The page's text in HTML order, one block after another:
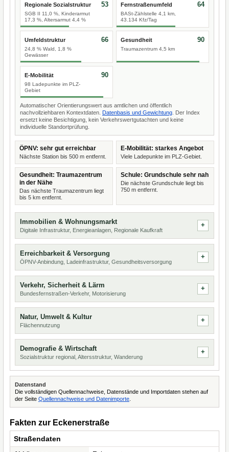
Regionale Sozialstruktur
SGB II 11,0 %, Kinderarmut
17,3 %, Altersarmut 4,4 %
53 Fernstraßenumfeld
BASt-Zählstelle 4,1 km,
43.134 Kfz/Tag
64
Umfeldstruktur
24,8 % Wald, 1,8 %
Gewässer
66 Gesundheit
Traumazentrum 4,5 km
90
E-Mobilität
98 Ladepunkte im PLZ-
Gebiet
90
Automatischer Orientierungswert aus amtlichen und öffentlich
nachvollziehbaren Kontextdaten. Datenbasis und Gewichtung . Der Index
ersetzt keine Besichtigung, kein Verkehrswertgutachten und keine
individuelle Standortprüfung.
ÖPNV: sehr gut erreichbar
Nächste Station bis 500 m entfernt.
E-Mobilität: starkes Angebot
Viele Ladepunkte im PLZ-Gebiet.
Gesundheit: Traumazentrum
in der Nähe
Das nächste Traumazentrum liegt
bis 5 km entfernt.
Schule: Grundschule sehr nah
Die nächste Grundschule liegt bis
750 m entfernt.
Immobilien & Wohnungsmarkt
Digitale Infrastruktur, Energieanlagen, Regionale Kaufkraft
Erreichbarkeit & Versorgung
ÖPNV-Anbindung, Ladeinfrastruktur, Gesundheitsversorgung
Verkehr, Sicherheit & Lärm
Bundesfernstraßen-Verkehr, Motorisierung
Natur, Umwelt & Kultur
Flächennutzung
Demografie & Wirtschaft
Sozialstruktur regional, Altersstruktur, Wanderung
Datenstand
Die vollständigen Quellennachweise, Datenstände und Importdaten stehen auf
der Seite Quellennachweise und Datenimporte
Fakten zur Eckenerstraße
Straßendaten